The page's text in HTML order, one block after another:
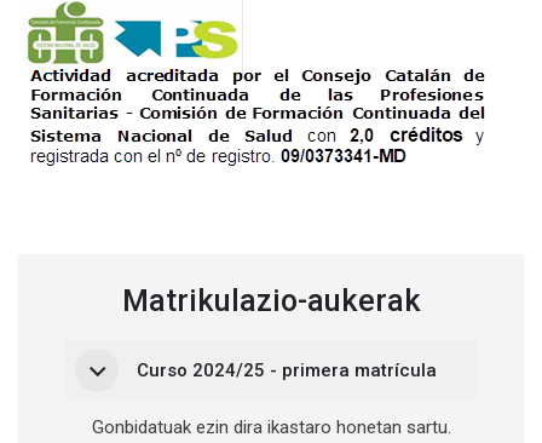
Matrikulazio-aukerak
Curso 2024/25 - primera matrícula
Curso 2024/25 - primera matrícula
Curso 2024/25 - primera matrícula
Gonbidatuak ezin dira ikastaro honetan sartu.